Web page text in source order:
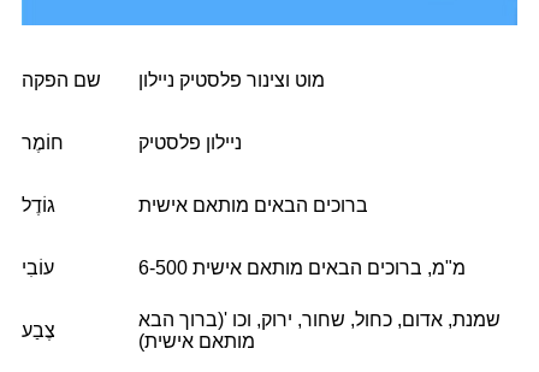
שם הפקה מוט וצינור פלסטיק ניילון
חוֹמֶר ניילון פלסטיק
גוֹדֶל ברוכים הבאים מותאם אישית
עוֹבִי 6-500 מ"מ, ברוכים הבאים מותאם אישית
צֶבַע
שמנת, אדום, כחול, שחור, ירוק, וכו '(ברוך הבא
מותאם אישית)